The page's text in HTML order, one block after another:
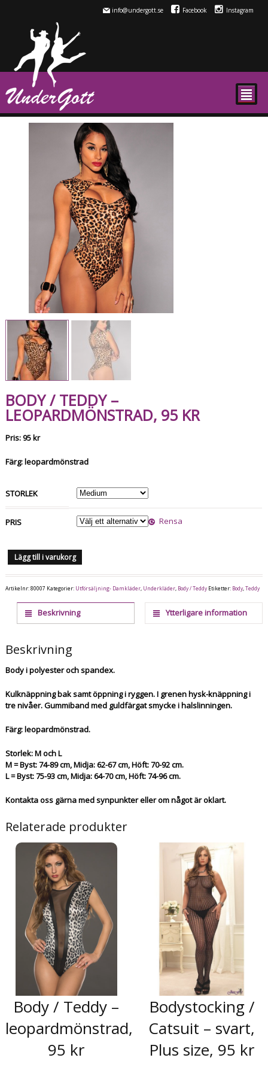
info@undergott.se Facebook Instagram
²
BODY / TEDDY –
LEOPARDMÖNSTRAD, 95 KR
Pris: 95 kr
Färg: leopardmönstrad
STORLEK
PRIS Rensa
Lägg till i varukorg
Artikelnr:80007 Kategorier: Utförsäljning- Damkläder, Underkläder, Body / Teddy Etiketter: Body,Teddy
Beskrivning Ytterligare information
Beskrivning
Body i polyester och spandex.
Kulknäppning bak samt öppning i ryggen. I grenen hysk-knäppning i
tre nivåer. Gummiband med guldfärgat smycke i halslinningen.
Färg: leopardmönstrad.
Storlek: M och L
M = Byst: 74-89 cm, Midja: 62-67 cm, Höft: 70-92 cm.
L = Byst: 75-93 cm, Midja: 64-70 cm, Höft: 74-96 cm.
Kontakta oss gärna med synpunkter eller om något är oklart.
Relaterade produkter
Body / Teddy –
leopardmönstrad,
95 kr
Bodystocking /
Catsuit – svart,
Plus size, 95 kr